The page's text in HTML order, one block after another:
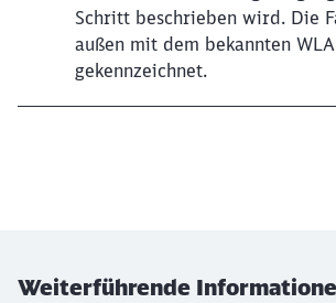
Schritt beschrieben wird. Die
außen mit dem bekannten
gekennzeichnet.
Weiterführende